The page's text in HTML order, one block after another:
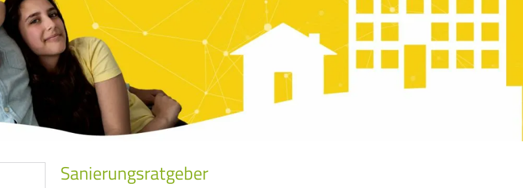
Sanierungsratgeber